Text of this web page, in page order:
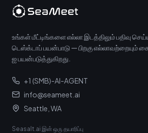
உங்கள் மீட்டிங்களை எல்லா இடத்திலும் பதிவு
டெஸ்க்டாப் பயன்பாடு — பிறகு எல்லாவற்றையும்
ஐ பயன்படுத்துகிறது.
+1 (SMB)-AI-AGENT
info@seameet.ai
Seattle, WA
Seasalt.ai இன் ஒரு தயாரிப்பு